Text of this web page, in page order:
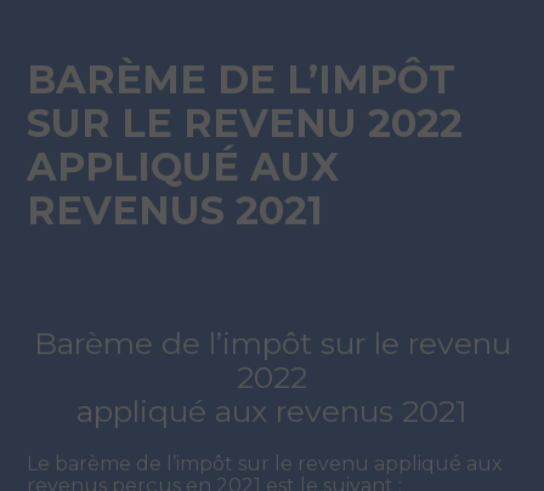
BARÈME DE L’IMPÔT
SUR LE REVENU 2022
APPLIQUÉ AUX
REVENUS 2021
Barème de l’impôt sur le revenu
2022
appliqué aux revenus 2021
Le barème de l’impôt sur le revenu appliqué aux
revenus perçus en 2021 est le suivant :